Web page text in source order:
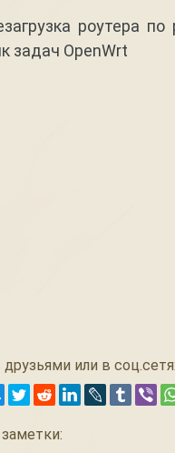
роутера
задач OpenWrt
или в